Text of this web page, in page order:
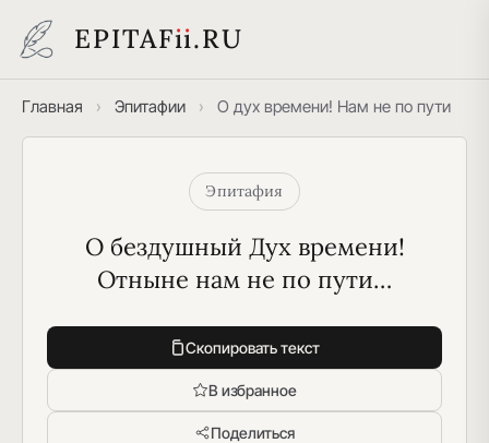
EPITAFii.RU
Главная › Эпитафии › О дух времени! Нам не по пути
Эпитафия
О бездушный Дух времени!
Отныне нам не по пути…
Скопировать текст
В избранное
Поделиться